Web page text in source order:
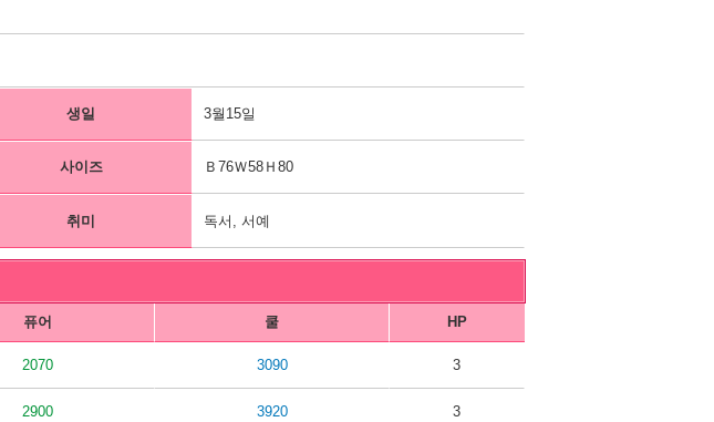
생일 3월15일
사이즈 Ｂ76Ｗ58Ｈ80
취미 독서, 서예
퓨어 쿨 HP
2070 3090 3
2900 3920 3